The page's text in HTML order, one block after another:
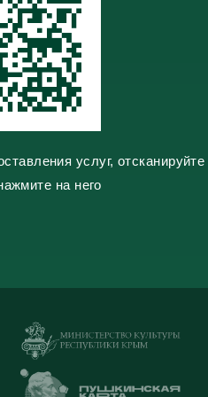
услуг, отсканируйте
на него